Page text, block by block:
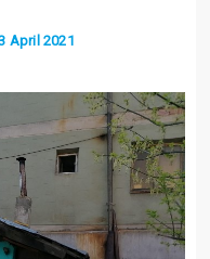
April 2021